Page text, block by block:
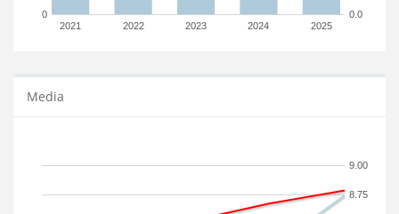
2021 2022 2023 2024 2025
0 0.0
Media
8.75
9.00